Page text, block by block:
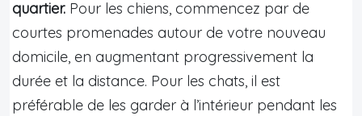
quartier. Pour les chiens, commencez par de
courtes promenades autour de votre nouveau
domicile, en augmentant progressivement la
durée et la distance. Pour les chats, il est
préférable de les garder à l’intérieur pendant les